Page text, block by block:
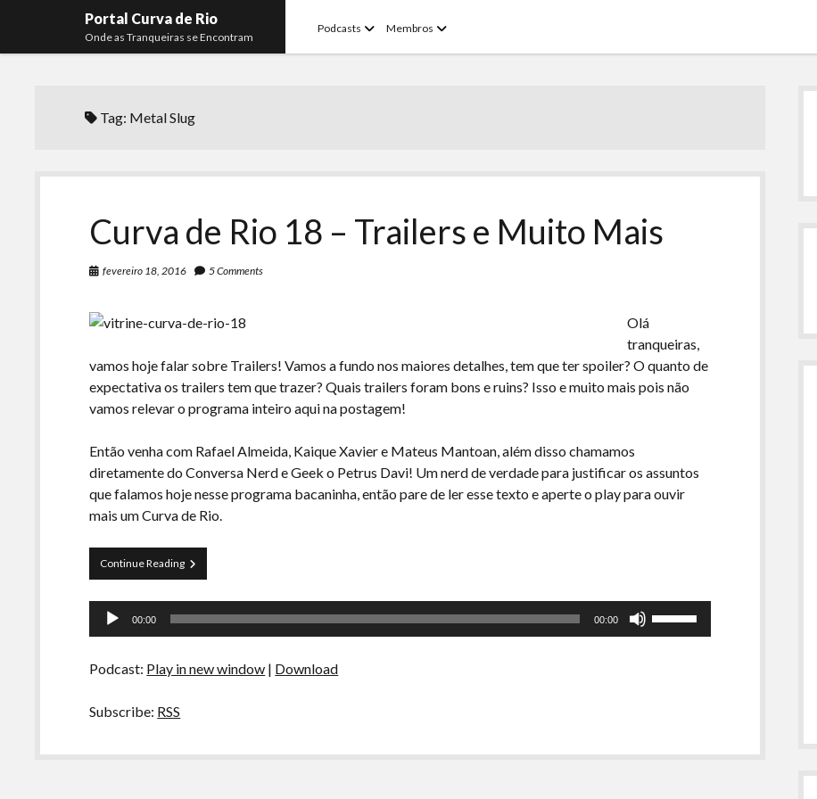
Portal Curva de Rio
Onde as Tranqueiras se Encontram
Podcasts openMembros open
Tag: Metal Slug
Curva de Rio 18 – Trailers e Muito Mais
fevereiro 18, 2016 5 Comments
Olá
tranqueiras,
vamos hoje falar sobre Trailers! Vamos a fundo nos maiores detalhes, tem que ter spoiler? O quanto de
expectativa os trailers tem que trazer? Quais trailers foram bons e ruins? Isso e muito mais pois não
vamos relevar o programa inteiro aqui na postagem!
Então venha com Rafael Almeida, Kaique Xavier e Mateus Mantoan, além disso chamamos
diretamente do Conversa Nerd e Geek o Petrus Davi! Um nerd de verdade para justificar os assuntos
que falamos hoje nesse programa bacaninha, então pare de ler esse texto e aperte o play para ouvir
mais um Curva de Rio.
Continue ReadingCurva
de
–
Muito
Tocador
00:00 00:00
Podcast: Play in new window | Download
Subscribe: RSS